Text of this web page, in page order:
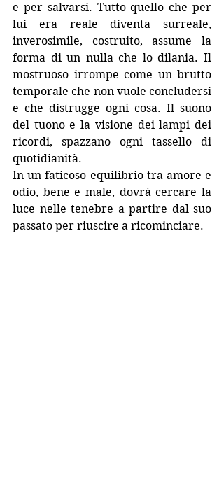
e per salvarsi. Tutto quello che per
lui era reale diventa surreale,
inverosimile, costruito, assume la
forma di un nulla che lo dilania. Il
mostruoso irrompe come un brutto
temporale che non vuole concludersi
e che distrugge ogni cosa. Il suono
del tuono e la visione dei lampi dei
ricordi, spazzano ogni tassello di
quotidianità.
In un faticoso equilibrio tra amore e
odio, bene e male, dovrà cercare la
luce nelle tenebre a partire dal suo
passato per riuscire a ricominciare.